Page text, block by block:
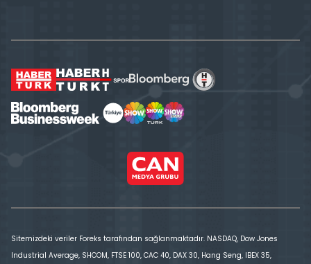
Sitemizdeki veriler Foreks tarafından sağlanmaktadır. NASDAQ, Dow Jones
Industrial Average, SHCOM, FTSE 100, CAC 40, DAX 30, Hang Seng, IBEX 35,